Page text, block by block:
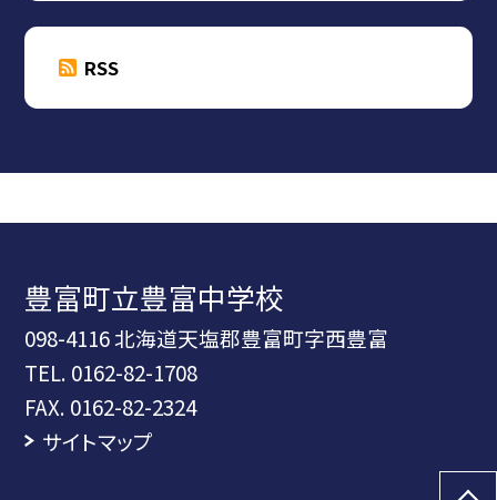
RSS
豊富町立豊富中学校
098-4116 北海道天塩郡豊富町字西豊富
TEL. 0162-82-1708
FAX. 0162-82-2324
サイトマップ